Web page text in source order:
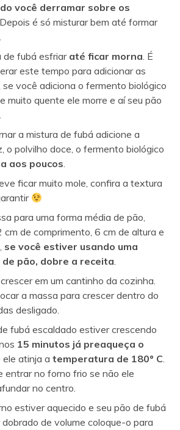
você derramar sobre os
é só misturar bem até formar
de fubá esfriaraté ficar morna. É
este tempo para adicionar as
você adiciona o fermento biológico
muito quente ele morre e aí seu pão
a mistura de fubá adicione a
o polvilho doce, o fermento biológico
aos poucos.
ficar muito mole, confira a textura
para uma forma média de pão,
de comprimento, 6 cm de altura e
se você estiver usando uma
pão, dobre a receita.
em um cantinho da cozinha.
a massa para crescer dentro do
desligado.
fubá escaldado estiver crescendo
15 minutos já preaqueça o
ele atinja a temperatura de 180º C.
entrar no forno frio se não ele
no centro.
estiver aquecido e seu pão de fubá
de volume coloque-o para